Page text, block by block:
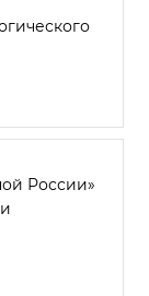
России»